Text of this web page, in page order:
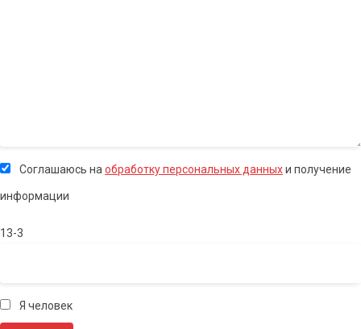
Соглашаюсь на обработку персональных данныхи получение
информации
13-3
Я человек